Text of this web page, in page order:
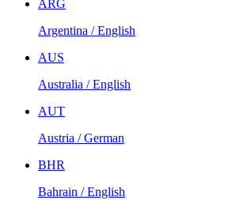
ARG
Argentina / English
AUS
Australia / English
AUT
Austria / German
BHR
Bahrain / English